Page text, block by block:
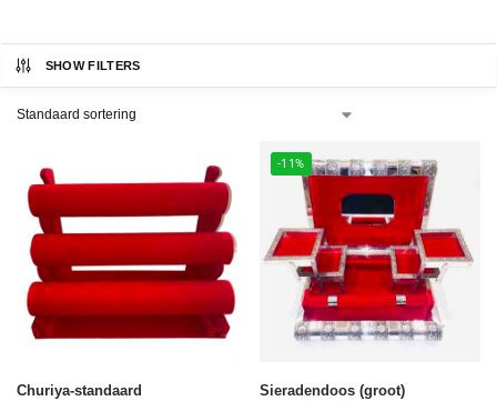
SHOW FILTERS
Churiya-standaard
-11%
Sieradendoos (groot)